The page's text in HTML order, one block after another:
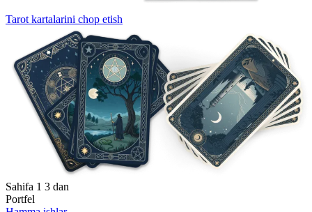
Tarot kartalarini chop etish
Sahifa 1 3 dan
Portfel